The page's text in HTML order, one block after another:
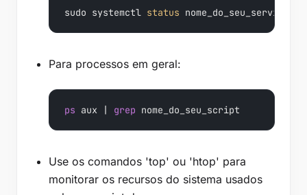
sudo systemctl status nome_do_seu_servico
Para processos em geral:
ps aux | grep nome_do_seu_script
Use os comandos 'top' ou 'htop' para
monitorar os recursos do sistema usados